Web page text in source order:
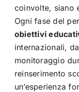
coinvolte, siano
Ogni fase del
obiettivi
internazionali,
monitoraggio
reinserimento
un’esperienza